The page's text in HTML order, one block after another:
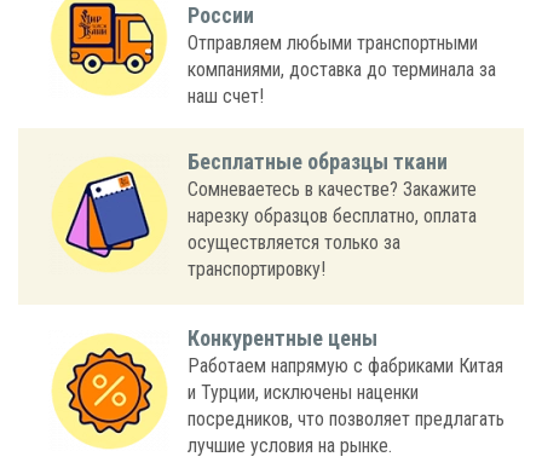
России
Отправляем любыми транспортными
компаниями, доставка до терминала за
наш счет!
Бесплатные образцы ткани
Сомневаетесь в качестве? Закажите
нарезку образцов бесплатно, оплата
осуществляется только за
транспортировку!
Конкурентные цены
Работаем напрямую с фабриками Китая
и Турции, исключены наценки
посредников, что позволяет предлагать
лучшие условия на рынке.